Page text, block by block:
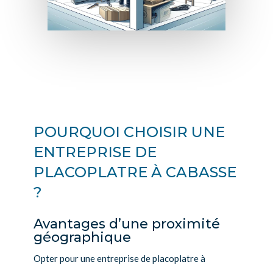
POURQUOI CHOISIR UNE
ENTREPRISE DE
PLACOPLATRE À CABASSE
?
Avantages d’une proximité
géographique
Opter pour une entreprise de placoplatre à